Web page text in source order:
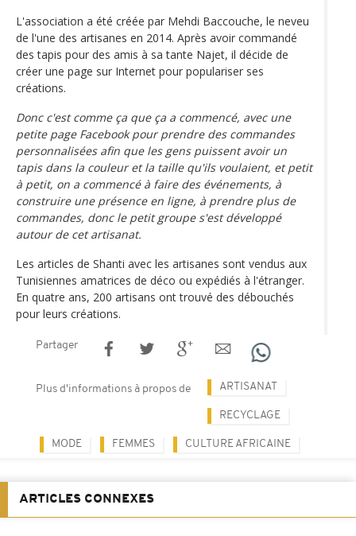
L'association a été créée par Mehdi Baccouche, le neveu
de l'une des artisanes en 2014. Après avoir commandé
des tapis pour des amis à sa tante Najet, il décide de
créer une page sur Internet pour populariser ses
créations.
Donc c'est comme ça que ça a commencé, avec une
petite page Facebook pour prendre des commandes
personnalisées afin que les gens puissent avoir un
tapis dans la couleur et la taille qu'ils voulaient, et petit
à petit, on a commencé à faire des événements, à
construire une présence en ligne, à prendre plus de
commandes, donc le petit groupe s'est développé
autour de cet artisanat.
Les articles de Shanti avec les artisanes sont vendus aux
Tunisiennes amatrices de déco ou expédiés à l'étranger.
En quatre ans, 200 artisans ont trouvé des débouchés
pour leurs créations.
Partager
Plus d'informations à propos de ARTISANAT
RECYCLAGE
MODE FEMMES CULTURE AFRICAINE
ARTICLES CONNEXES